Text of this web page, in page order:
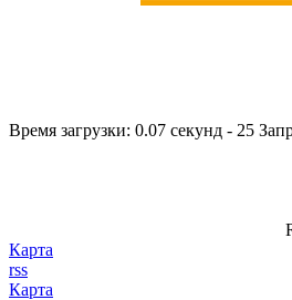
Время загрузки: 0.07 секунд - 25
Карта
rss
Карта